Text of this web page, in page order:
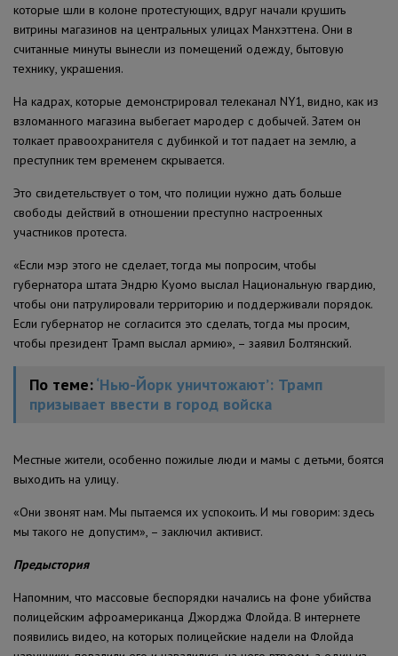
которые шли в колоне протестующих, вдруг начали крушить
витрины магазинов на центральных улицах Манхэттена. Они в
считанные минуты вынесли из помещений одежду, бытовую
технику, украшения.
На кадрах, которые демонстрировал телеканал NY1, видно, как из
взломанного магазина выбегает мародер с добычей. Затем он
толкает правоохранителя с дубинкой и тот падает на землю, а
преступник тем временем скрывается.
Это свидетельствует о том, что полиции нужно дать больше
свободы действий в отношении преступно настроенных
участников протеста.
«Если мэр этого не сделает, тогда мы попросим, чтобы
губернатора штата Эндрю Куомо выслал Национальную гвардию,
чтобы они патрулировали территорию и поддерживали порядок.
Если губернатор не согласится это сделать, тогда мы просим,
чтобы президент Трамп выслал армию», – заявил Болтянский.
По теме:‘Нью-Йорк уничтожают’: Трамп
призывает ввести в город войска
Местные жители, особенно пожилые люди и мамы с детьми, боятся
выходить на улицу.
«Они звонят нам. Мы пытаемся их успокоить. И мы говорим: здесь
мы такого не допустим», – заключил активист.
Предыстория
Напомним, что массовые беспорядки начались на фоне убийства
полицейским афроамериканца Джорджа Флойда. В интернете
появились видео, на которых полицейские надели на Флойда